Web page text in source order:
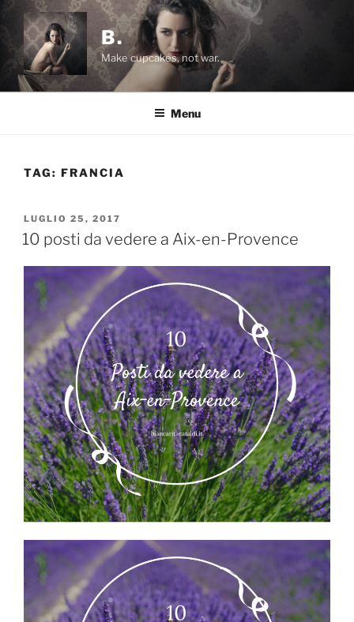
Salta
contenuto
B.
Make cupcakes, not war.
Menu
TAG: FRANCIA
PUBBLICATO
IL
LUGLIO 25, 2017
10 posti da vedere a Aix-en-Provence